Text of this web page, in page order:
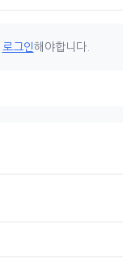
로그인 해야합니다.